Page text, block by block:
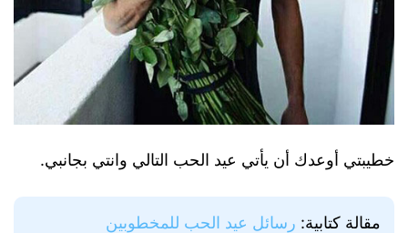
خطيبتي أوعدك أن يأتي عيد الحب التالي وانتي بجانبي.
مقالة كتابية: رسائل عيد الحب للمخطوبين